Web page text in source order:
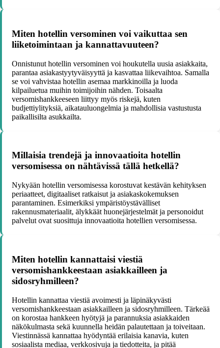
Miten hotellin versominen voi vaikuttaa sen
liiketoimintaan ja kannattavuuteen?
Onnistunut hotellin versominen voi houkutella uusia asiakkaita,
parantaa asiakastyytyväisyyttä ja kasvattaa liikevaihtoa. Samalla
se voi vahvistaa hotellin asemaa markkinoilla ja luoda
kilpailuetua muihin toimijoihin nähden. Toisaalta
versomishankkeeseen liittyy myös riskejä, kuten
budjettiylityksiä, aikatauluongelmia ja mahdollisia vastustusta
paikallisilta asukkailta.
Millaisia trendejä ja innovaatioita hotellin
versomisessa on nähtävissä tällä hetkellä?
Nykyään hotellin versomisessa korostuvat kestävän kehityksen
periaatteet, digitaaliset ratkaisut ja asiakaskokemuksen
parantaminen. Esimerkiksi ympäristöystävälliset
rakennusmateriaalit, älykkäät huonejärjestelmät ja personoidut
palvelut ovat suosittuja innovaatioita hotellien versomisessa.
Miten hotellin kannattaisi viestiä
versomishankkeestaan asiakkailleen ja
sidosryhmilleen?
Hotellin kannattaa viestiä avoimesti ja läpinäkyvästi
versomishankkeestaan asiakkailleen ja sidosryhmilleen. Tärkeää
on korostaa hankkeen hyötyjä ja parannuksia asiakkaiden
näkökulmasta sekä kuunnella heidän palautettaan ja toiveitaan.
Viestinnässä kannattaa hyödyntää erilaisia kanavia, kuten
sosiaalista mediaa, verkkosivuja ja tiedotteita, ja pitää